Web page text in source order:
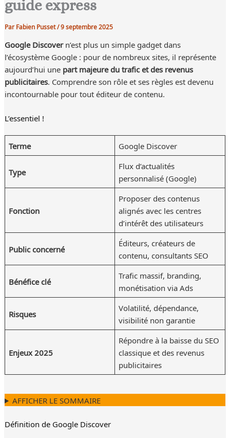
guide express
ParFabien Pusset/9 septembre 2025
Google Discovern’est plus un simple gadget dans
l’écosystème Google : pour de nombreux sites, il représente
aujourd’hui unepart majeure du trafic et des revenus
publicitaires. Comprendre son rôle et ses règles est devenu
incontournable pour tout éditeur de contenu.
L’essentiel !
Terme
Google Discover
Type
Flux d’actualités
personnalisé (Google)
Fonction
Proposer des contenus
alignés avec les centres
d’intérêt des utilisateurs
Public concerné
Éditeurs, créateurs de
contenu, consultants SEO
Bénéfice clé
Trafic massif, branding,
monétisation via Ads
Risques
Volatilité, dépendance,
visibilité non garantie
Enjeux 2025
Répondre à la baisse du SEO
classique et des revenus
publicitaires
AFFICHER LE SOMMAIRE
Définition de Google Discover